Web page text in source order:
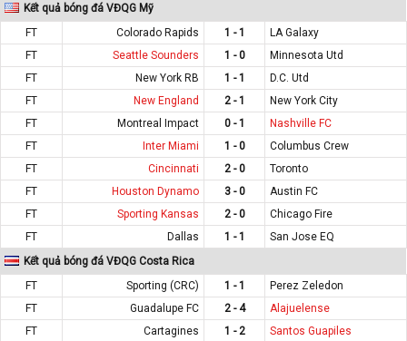
Kết quả bóng đá VĐQG Mỹ
FT
Colorado Rapids 1 - 1
LA Galaxy
FT
Seattle Sounders 1 - 0
Minnesota Utd
FT
New York RB 1 - 1
D.C. Utd
FT
New England 2 - 1
New York City
FT
Montreal Impact 0 - 1
Nashville FC
FT
Inter Miami 1 - 0
Columbus Crew
FT
Cincinnati 2 - 0
Toronto
FT
Houston Dynamo 3 - 0
Austin FC
FT
Sporting Kansas 2 - 0
Chicago Fire
FT
Dallas 1 - 1
San Jose EQ
Kết quả bóng đá VĐQG Costa Rica
FT
Sporting (CRC) 1 - 1
Perez Zeledon
FT
Guadalupe FC 2 - 4
Alajuelense
FT
Cartagines 1 - 2
Santos Guapiles